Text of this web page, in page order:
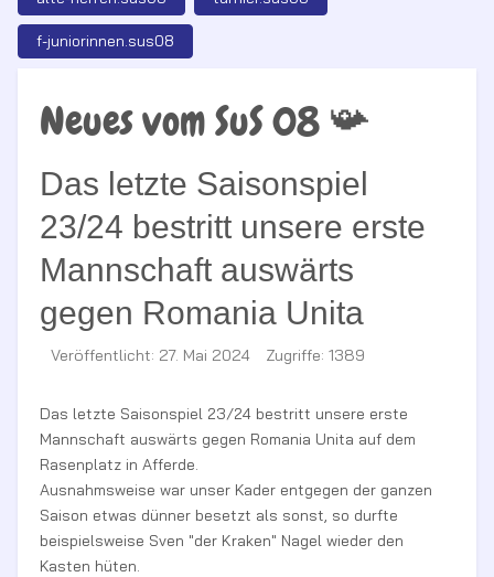
f-juniorinnen.sus08
Neues vom SuS 08 📯
Das letzte Saisonspiel
23/24 bestritt unsere erste
Mannschaft auswärts
gegen Romania Unita
Veröffentlicht: 27. Mai 2024 Zugriffe: 1389
Das letzte Saisonspiel 23/24 bestritt unsere erste
Mannschaft auswärts gegen Romania Unita auf dem
Rasenplatz in Afferde.
Ausnahmsweise war unser Kader entgegen der ganzen
Saison etwas dünner besetzt als sonst, so durfte
beispielsweise Sven "der Kraken" Nagel wieder den
Kasten hüten.